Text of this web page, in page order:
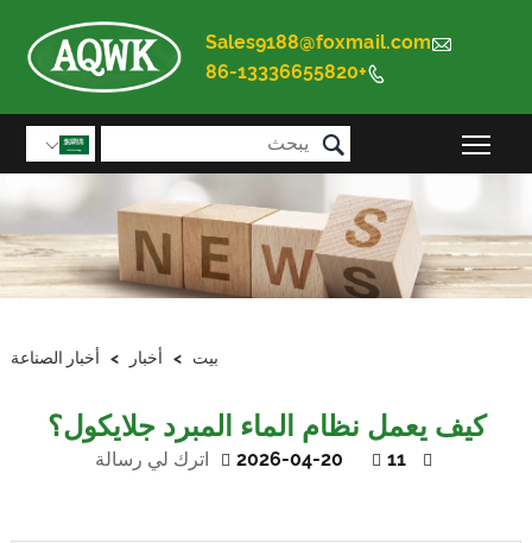

Sales9188@foxmail.com

+86-13336655820
 
تبديل رؤية القائمة الرئيسية
بيت > أخبار > أخبار الصناعة
كيف يعمل نظام الماء المبرد جلايكول؟
2026-04-20 11 اترك لي رسالة